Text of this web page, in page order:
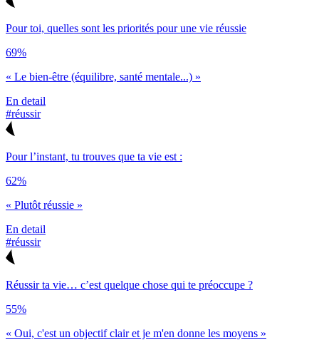
Pour toi, quelles sont les priorités pour une vie réussie
69%
« Le bien-être (équilibre, santé mentale...) »
En detail
#réussir
Pour l’instant, tu trouves que ta vie est :
62%
« Plutôt réussie »
En detail
#réussir
Réussir ta vie… c’est quelque chose qui te préoccupe ?
55%
« Oui, c'est un objectif clair et je m'en donne les moyens »